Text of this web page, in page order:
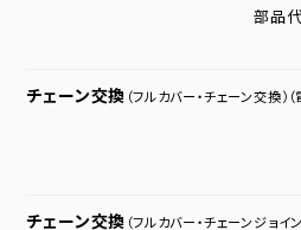
部品
チェーン交換 （フルカバー・チェーン交換）
チェーン交換 （フルカバー・チェーンジョイ